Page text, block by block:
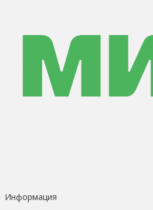
Информация